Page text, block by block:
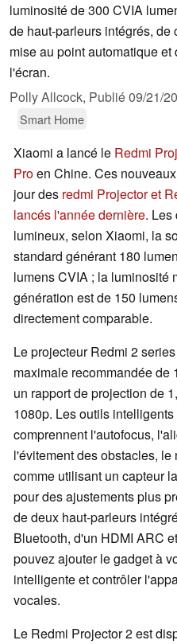
luminosité de 300 CVIA
de haut-parleurs intégrés,
mise au point automatique
l'écran.
Polly Allcock, Publié09/21/
Smart Home
Xiaomi a lancé le Redmi
Proen Chine. Ces
jour des redmi Projector et
lancés l'année dernière. Les
lumineux, selon Xiaomi, la
standard générant 180
lumens CVIA ; la luminosité
génération est de 150
directement comparable.
Le projecteur Redmi 2
maximale recommandée de
un rapport de projection de
1080p. Les outils
comprennent l'autofocus,
l'évitement des obstacles,
comme utilisant un capteur
pour des ajustements plus
de deux haut-parleurs
Bluetooth, d'un HDMI ARC
pouvez ajouter le gadget à
intelligente et contrôler
vocales.
Le Redmi Projector 2 est